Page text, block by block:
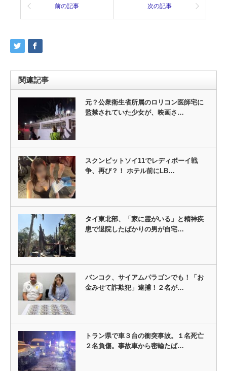
前の記事 次の記事
関連記事
元？公衆衛生省所属のロリコン医師宅に
監禁されていた少女が、映画さ…
スクンビットソイ11でレディボーイ戦
争、再び？！ ホテル前にLB…
タイ東北部、「家に霊がいる」と精神疾
患で退院したばかりの男が自宅…
バンコク、サイアムパラゴンでも！「お
金みせて詐欺犯」逮捕！２名が…
トラン県で車３台の衝突事故。１名死亡
２名負傷。事故車から密輸たば…